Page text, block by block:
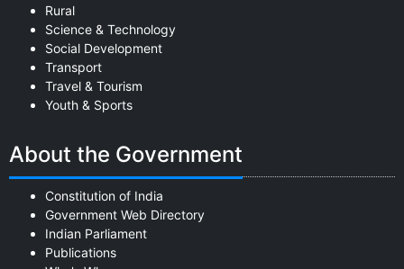
Rural
Science & Technology
Social Development
Transport
Travel & Tourism
Youth & Sports
About the Government
Constitution of India
Government Web Directory
Indian Parliament
Publications